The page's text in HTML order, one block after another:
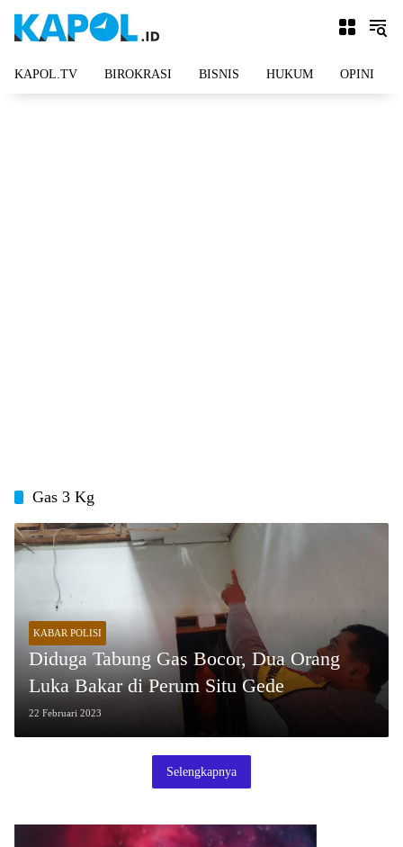
KAPOL.TV BIROKRASI BISNIS HUKUM OPINI
Gas 3 Kg
KABAR POLISI
Diduga Tabung Gas Bocor, Dua Orang
Luka Bakar di Perum Situ Gede
22 Februari 2023
Selengkapnya